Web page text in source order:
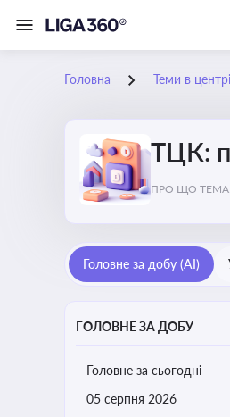
Головна Теми в
ТЦК:
ПРО ЩО ТЕМА:
Головне за добу (AI)
ГОЛОВНЕ ЗА ДОБУ
Головне за сьогодні
05 серпня 2026